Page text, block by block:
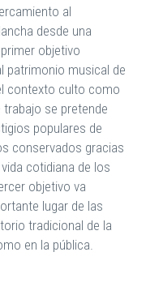
al
desde una
objetivo
patrimonio musical de
contexto culto como
trabajo se pretende
populares de
conservados gracias
cotidiana de los
objetivo va
lugar de las
tradicional de la
en la pública.